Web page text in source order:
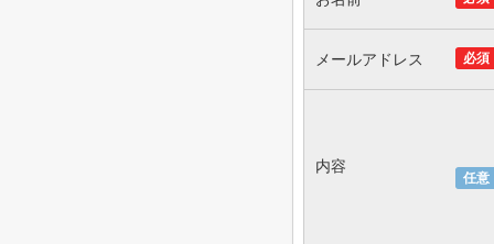
必須
メールアドレス
任意
内容